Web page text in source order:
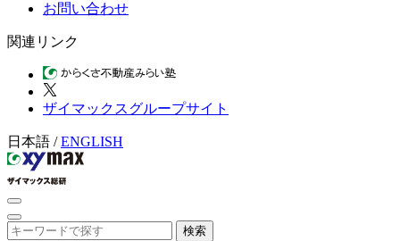
お問い合わせ
関連リンク
ザイマックスグループサイト
日本語 /ENGLISH
検索